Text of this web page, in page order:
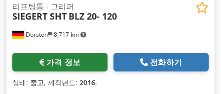
Dorsten 8,717 km
리프팅통 - 그리퍼
SIEGERT SHT BLZ 20- 120
가격 정보 전화하기
상태: 중고, 제작년도: 2016,